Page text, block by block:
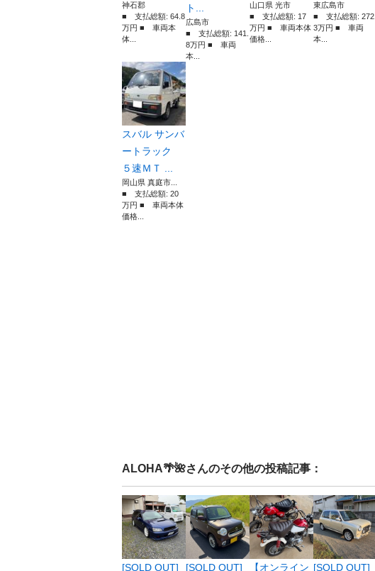
神石郡
■ 支払総額: 64.8
万円 ■ 車両本
体...
ト...
広島市
■ 支払総額: 141.
8万円 ■ 車両
本...
山口県 光市
■ 支払総額: 17
万円 ■ 車両本体
価格...
東広島市
■ 支払総額: 272.
3万円 ■ 車両
本...
スバル サンバ
ートラック
５速ＭＴ ...
岡山県 真庭市...
■ 支払総額: 20
万円 ■ 車両本体
価格...
ALOHA🌴🌺さんのその他の投稿記事：
[SOLD OUT]
[SOLD OUT]
【オンライン [SOLD OUT]